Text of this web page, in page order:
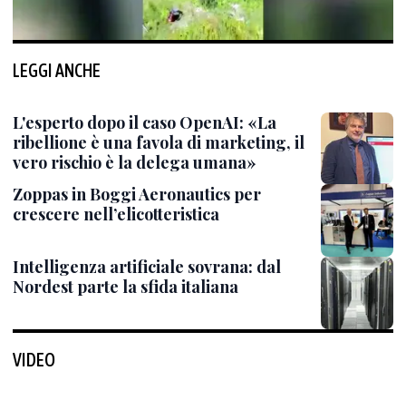
LEGGI ANCHE
L'esperto dopo il caso OpenAI: «La
ribellione è una favola di marketing, il
vero rischio è la delega umana»
Zoppas in Boggi Aeronautics per
crescere nell’elicotteristica
Intelligenza artificiale sovrana: dal
Nordest parte la sfida italiana
VIDEO